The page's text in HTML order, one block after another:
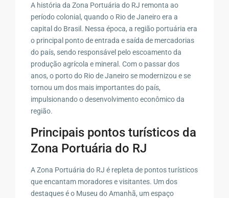
A história da Zona Portuária do RJ remonta ao
período colonial, quando o Rio de Janeiro era a
capital do Brasil. Nessa época, a região portuária era
o principal ponto de entrada e saída de mercadorias
do país, sendo responsável pelo escoamento da
produção agrícola e mineral. Com o passar dos
anos, o porto do Rio de Janeiro se modernizou e se
tornou um dos mais importantes do país,
impulsionando o desenvolvimento econômico da
região.
Principais pontos turísticos da
Zona Portuária do RJ
A Zona Portuária do RJ é repleta de pontos turísticos
que encantam moradores e visitantes. Um dos
destaques é o Museu do Amanhã, um espaço